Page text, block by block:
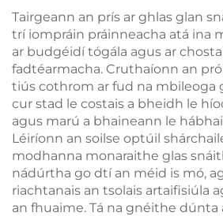
Tairgeann an prís ar ghlas glan
trí iompráin práinneacha atá ina
ar budgéidí tógála agus ar
fadtéarmacha. Cruthaíonn an
tiús cothrom ar fud na mbileoga
cur stad le costais a bheidh le
agus marú a bhaineann le
Léiríonn an soilse optúil
modhanna monaraithe glas
nádúrtha go dtí an méid is mó,
riachtanais an tsolais artaifisiúla
an fhuaime. Tá na gnéithe dúnta